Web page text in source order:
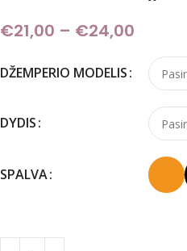
€21,00 – €24,00
DŽEMPERIO MODELIS
DYDIS
SPALVA